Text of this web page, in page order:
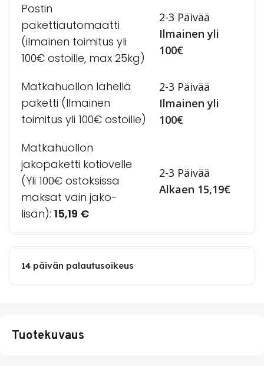
Postin
pakettiautomaatti
(ilmainen toimitus yli
100€ ostoille, max 25kg)
2-3 Päivää
Ilmainen yli
100€
Matkahuollon lähellä
paketti (Ilmainen
toimitus yli 100€ ostoille)
2-3 Päivää
Ilmainen yli
100€
Matkahuollon
jakopaketti kotiovelle
(Yli 100€ ostoksissa
maksat vain jako-
lisän): 15,19 €
2-3 Päivää
Alkaen 15,19€
14 päivän palautusoikeus
Tuotekuvaus